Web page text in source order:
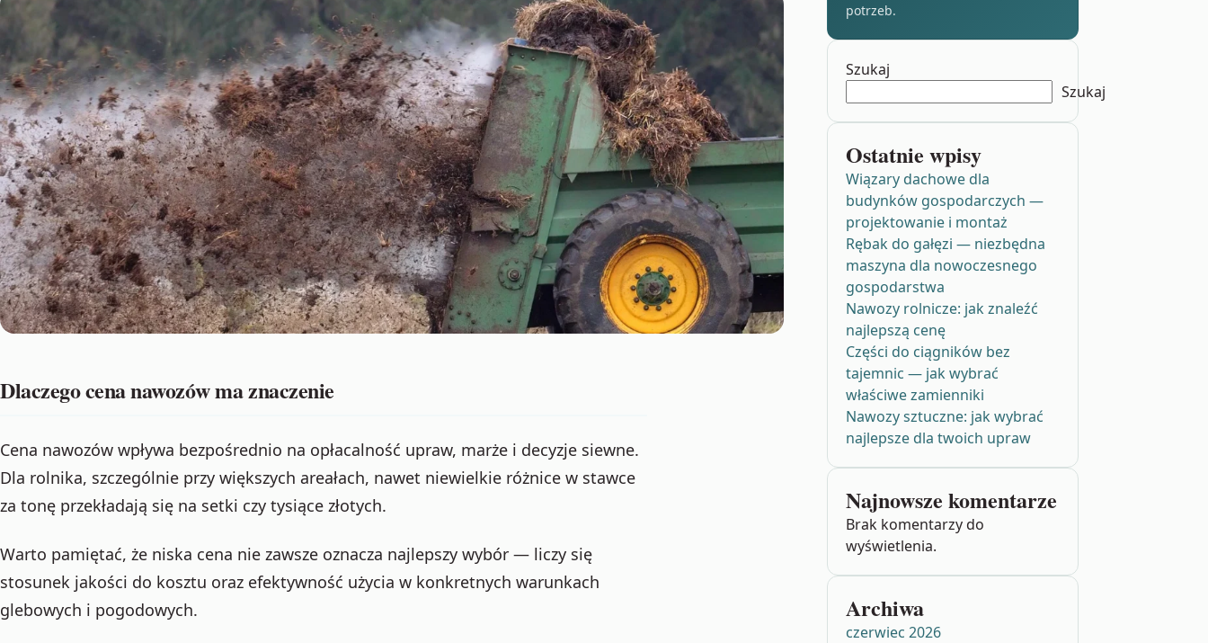
Dlaczego cena nawozów ma znaczenie
Cena nawozów wpływa bezpośrednio na opłacalność upraw, marże i decyzje siewne.
Dla rolnika, szczególnie przy większych areałach, nawet niewielkie różnice w stawce
za tonę przekładają się na setki czy tysiące złotych.
Warto pamiętać, że niska cena nie zawsze oznacza najlepszy wybór — liczy się
stosunek jakości do kosztu oraz efektywność użycia w konkretnych warunkach
glebowych i pogodowych.
potrzeb.
Szukaj
Szukaj
Ostatnie wpisy
Wiązary dachowe dla
budynków gospodarczych —
projektowanie i montaż
Rębak do gałęzi — niezbędna
maszyna dla nowoczesnego
gospodarstwa
Nawozy rolnicze: jak znaleźć
najlepszą cenę
Części do ciągników bez
tajemnic — jak wybrać
właściwe zamienniki
Nawozy sztuczne: jak wybrać
najlepsze dla twoich upraw
Najnowsze komentarze
Brak komentarzy do
wyświetlenia.
Archiwa
czerwiec 2026